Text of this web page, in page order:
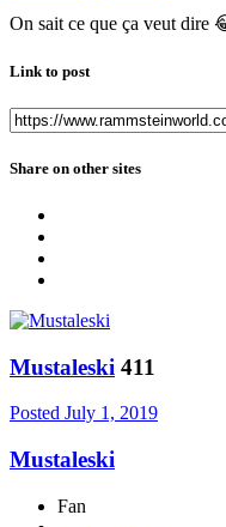
On sait ce que ça veut dire
Link to post
Share on other sites
Mustaleski 411
Posted July 1, 2019
Mustaleski
Fan